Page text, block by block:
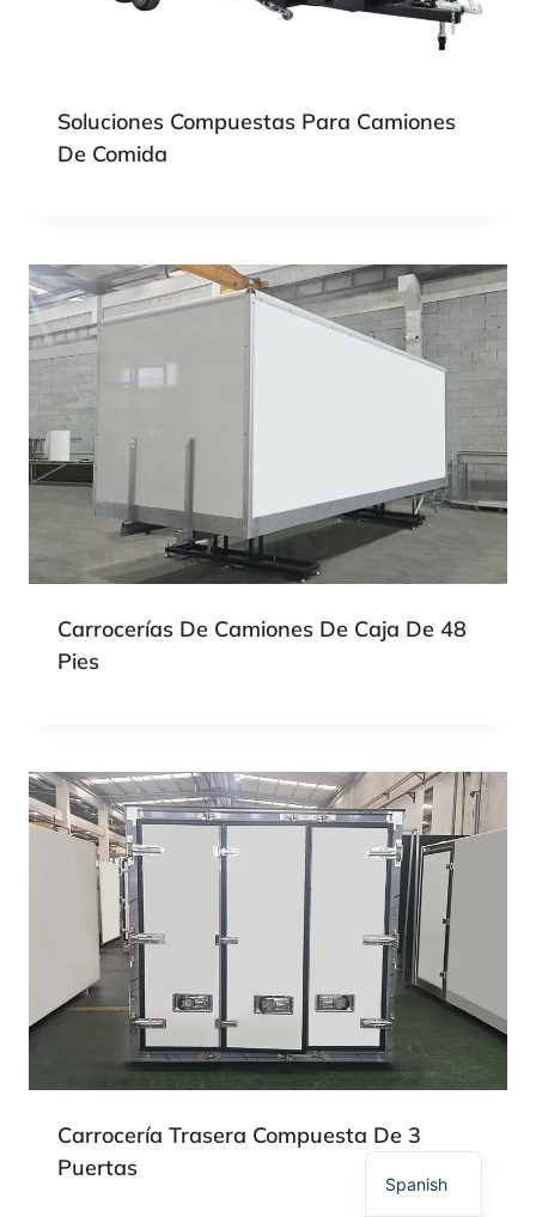
Soluciones Compuestas Para Camiones
De Comida
Carrocerías De Camiones De Caja De 48
Pies
Carrocería Trasera Compuesta De 3
Puertas
Spanish
English
German
Japanese
Korean
Russian
Polish